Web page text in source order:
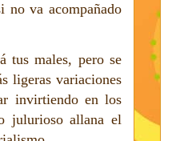
no va acompañado
tus males, pero se
ligeras variaciones
invirtiendo en los
julurioso allana el